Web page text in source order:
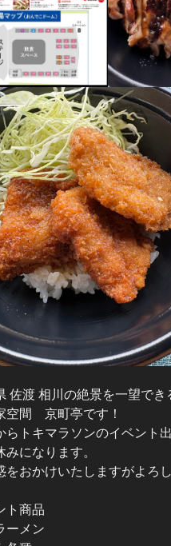
佐渡 相川の絶景を一望で
空間 京町亭です！
らトキマラソンのイベント出
みになります。
をおかけいたしますがよろ
ト商品
ーメン